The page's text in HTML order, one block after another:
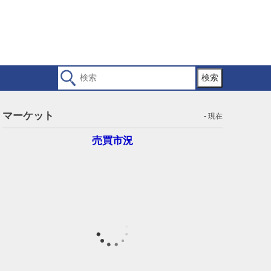
検索
マーケット - 現在
売買市況